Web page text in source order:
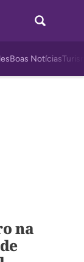
Boas Notícias
na